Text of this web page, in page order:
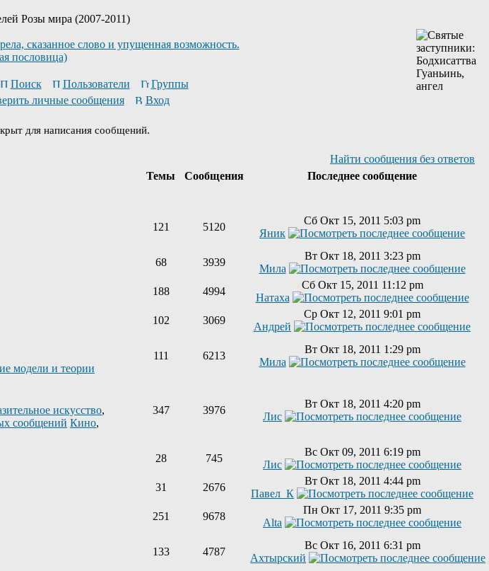
Розы мира (2007-2011)
сказанное слово и упущенная возможность.
пословица)
Поиск Пользователи
Группы
личные сообщения Вход
для написания сообщений.
Найти сообщения без ответов
Темы Сообщения
Последнее сообщение
121 5120
Сб Окт 15, 2011 5:03 pm
Яник
68 3939
Вт Окт 18, 2011 3:23 pm
Мила
188 4994
Сб Окт 15, 2011 11:12 pm
Натаха
102 3069
Ср Окт 12, 2011 9:01 pm
Андрей
модели и теории
111 6213
Вт Окт 18, 2011 1:29 pm
Мила
искусство,
Кино,
347 3976
Вт Окт 18, 2011 4:20 pm
Лис
28 745
Вс Окт 09, 2011 6:19 pm
Лис
31 2676
Вт Окт 18, 2011 4:44 pm
Павел_К
251 9678
Пн Окт 17, 2011 9:35 pm
Alta
133 4787
Вс Окт 16, 2011 6:31 pm
Ахтырский